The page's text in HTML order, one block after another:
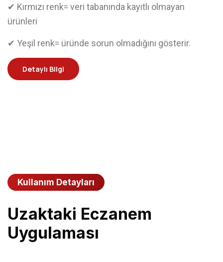
✔ Kırmızı renk= veri tabanında kayıtlı olmayan
ürünleri
✔ Yeşil renk= üründe sorun olmadığını gösterir.
Detaylı Bilgi
Kullanım Detayları
Uzaktaki Eczanem
Uygulaması